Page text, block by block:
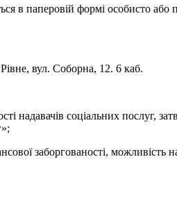
в паперовій формі особисто
вул. Соборна, 12. 6 каб.
надавачів соціальних
заборгованості,